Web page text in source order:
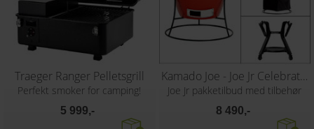
Traeger Ranger Pelletsgrill
Perfekt smoker for camping!
5 999,-
Kamado Joe - Joe Jr Celebration Pack
Joe Jr pakketilbud med tilbehør
8 490,-